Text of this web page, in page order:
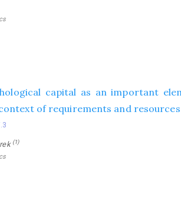
capital as an important
of requirements and
(1)